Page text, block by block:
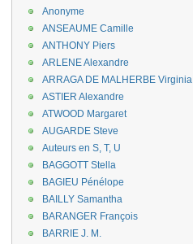
Anonyme
ANSEAUME Camille
ANTHONY Piers
ARLENE Alexandre
ARRAGA DE MALHERBE Virginia
ASTIER Alexandre
ATWOOD Margaret
AUGARDE Steve
Auteurs en S, T, U
BAGGOTT Stella
BAGIEU Pénélope
BAILLY Samantha
BARANGER François
BARRIE J. M.